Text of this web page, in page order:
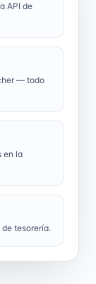
API de
— todo
en la
tesorería.